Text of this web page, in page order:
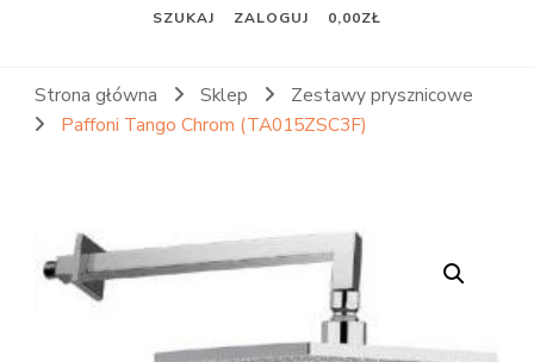
SZUKAJ ZALOGUJ 0,00ZŁ
Strona główna Sklep
Zestawy prysznicowe
Paffoni Tango Chrom (TA015ZSC3F)